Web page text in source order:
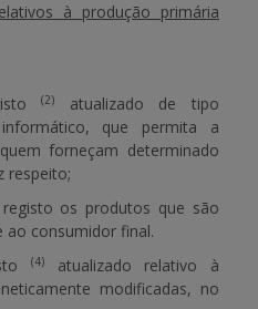
à produção primária
(2)
atualizado de tipo
que permita a
forneçam determinado
respeito;
os produtos que são
consumidor final.
(4)atualizado relativo à
modificadas, no